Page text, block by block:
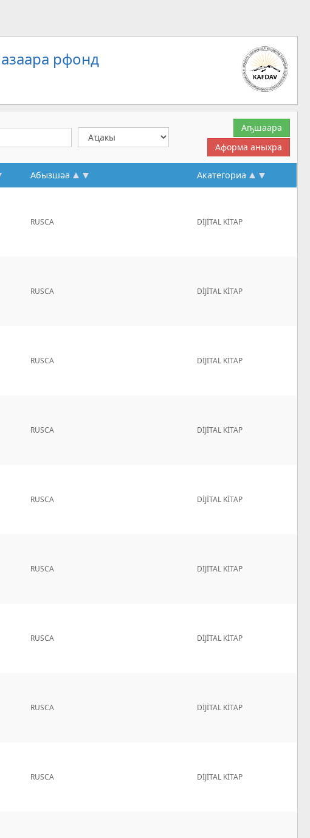
рфонд
Абызшәа Акатегориа
RUSCA DİJİTAL KİTAP
RUSCA DİJİTAL KİTAP
RUSCA DİJİTAL KİTAP
RUSCA DİJİTAL KİTAP
RUSCA DİJİTAL KİTAP
RUSCA DİJİTAL KİTAP
RUSCA DİJİTAL KİTAP
RUSCA DİJİTAL KİTAP
RUSCA DİJİTAL KİTAP